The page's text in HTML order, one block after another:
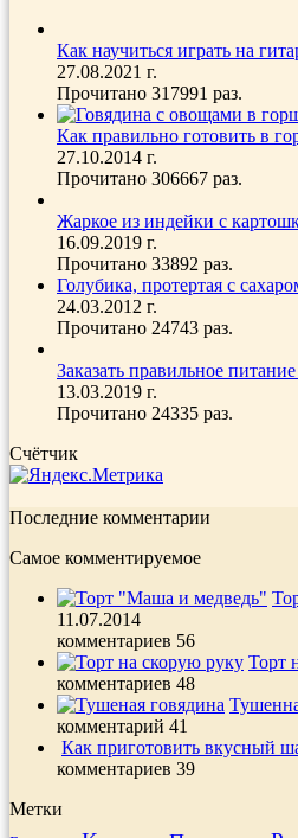
Как научиться играть на
27.08.2021 г.
Прочитано 317991 раз.
Как правильно готовить в
27.10.2014 г.
Прочитано 306667 раз.
Жаркое из индейки с
16.09.2019 г.
Прочитано 33892 раз.
Голубика, протертая с
24.03.2012 г.
Прочитано 24743 раз.
Заказать правильное
13.03.2019 г.
Прочитано 24335 раз.
Счётчик
Последние комментарии
Самое комментируемое
11.07.2014
комментариев 56
Торт
комментариев 48
комментарий 41
Как приготовить вкусный
комментариев 39
Метки